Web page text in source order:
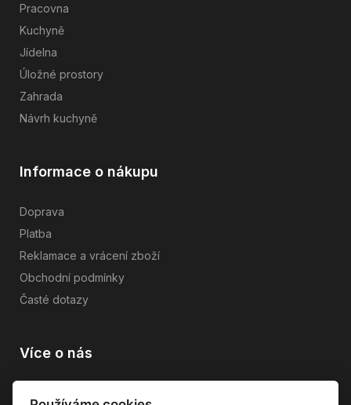
Pracovna
Kuchyně
Jídelna
Úložné prostory
Zahrada
Návrh kuchyně
Informace o nákupu
Doprava
Platba
Reklamace a vrácení zboží
Obchodní podmínky
Časté dotazy
Více o nás